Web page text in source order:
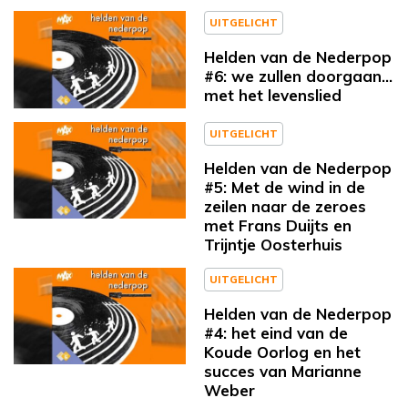
UITGELICHT
Helden van de Nederpop
#6: we zullen doorgaan…
met het levenslied
UITGELICHT
Helden van de Nederpop
#5: Met de wind in de
zeilen naar de zeroes
met Frans Duijts en
Trijntje Oosterhuis
UITGELICHT
Helden van de Nederpop
#4: het eind van de
Koude Oorlog en het
succes van Marianne
Weber